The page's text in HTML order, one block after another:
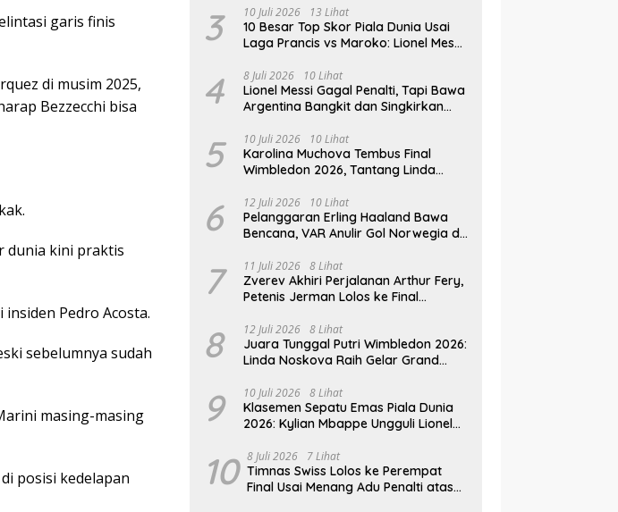
garis finis
di musim 2025,
Bezzecchi bisa
dunia kini praktis
Pedro Acosta.
sebelumnya sudah
masing-masing
posisi kedelapan
3 10 Juli 2026 13 Lihat
10 Besar Top Skor Piala Dunia Usai
Laga Prancis vs Maroko: Lionel Messi
4 8 Juli 2026 10 Lihat
Lionel Messi Gagal Penalti, Tapi Bawa
Argentina Bangkit dan Singkirkan
5 10 Juli 2026 10 Lihat
Karolina Muchova Tembus Final
Wimbledon 2026, Tantang Linda
6 12 Juli 2026 10 Lihat
Pelanggaran Erling Haaland Bawa
Bencana, VAR Anulir Gol Norwegia di
7 11 Juli 2026 8 Lihat
Zverev Akhiri Perjalanan Arthur Fery,
Petenis Jerman Lolos ke Final
8 12 Juli 2026 8 Lihat
Juara Tunggal Putri Wimbledon 2026:
Linda Noskova Raih Gelar Grand
9 10 Juli 2026 8 Lihat
Klasemen Sepatu Emas Piala Dunia
2026: Kylian Mbappe Ungguli Lionel
10 8 Juli 2026 7 Lihat
Timnas Swiss Lolos ke Perempat
Final Usai Menang Adu Penalti atas